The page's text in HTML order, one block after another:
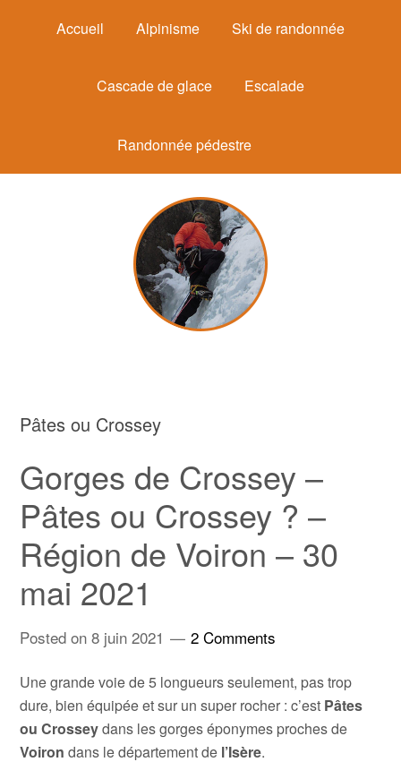
Accueil Alpinisme Ski de randonnée
Cascade de glace Escalade
Randonnée pédestre
Pâtes ou Crossey
Gorges de Crossey –
Pâtes ou Crossey ? –
Région de Voiron – 30
mai 2021
Posted on8 juin 2021 2 Comments
Une grande voie de 5 longueurs seulement, pas trop
dure, bien équipée et sur un super rocher : c’est Pâtes
ou Crosseydans les gorges éponymes proches de
Voiron dans le département de l’Isère.